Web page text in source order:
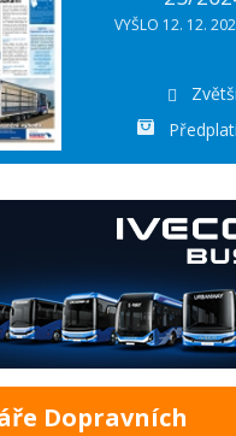
VYŠLO 12. 12.
Dopravních